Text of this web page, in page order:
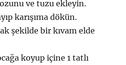
ve tuzu ekleyin.
karışıma dökün.
şekilde bir kıvam elde
koyup içine 1 tatlı